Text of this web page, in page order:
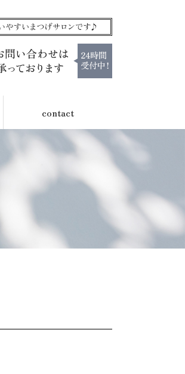
contact